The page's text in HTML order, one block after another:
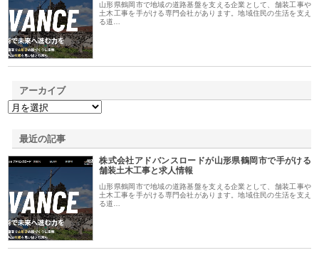
山形県鶴岡市で地域の道路基盤を支える企業として、舗装工事や
土木工事を手がける専門会社があります。地域住民の生活を支え
る道…
アーカイブ
最近の記事
株式会社アドバンスロードが山形県鶴岡市で手がける
舗装土木工事と求人情報
山形県鶴岡市で地域の道路基盤を支える企業として、舗装工事や
土木工事を手がける専門会社があります。地域住民の生活を支え
る道…